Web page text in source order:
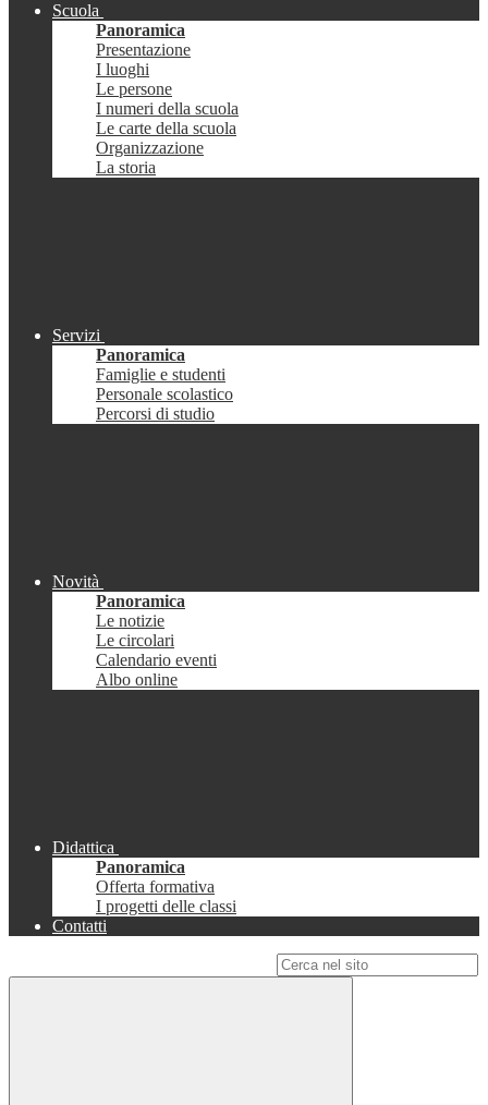
Scuola
Panoramica
Presentazione
I luoghi
Le persone
I numeri della scuola
Le carte della scuola
Organizzazione
La storia
Servizi
Panoramica
Famiglie e studenti
Personale scolastico
Percorsi di studio
Novità
Panoramica
Le notizie
Le circolari
Calendario eventi
Albo online
Didattica
Panoramica
Offerta formativa
I progetti delle classi
Contatti